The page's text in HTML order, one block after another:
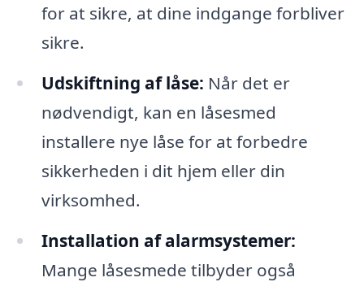
for at sikre, at dine indgange forbliver
sikre.
Udskiftning af låse: Når det er
nødvendigt, kan en låsesmed
installere nye låse for at forbedre
sikkerheden i dit hjem eller din
virksomhed.
Installation af alarmsystemer:
Mange låsesmede tilbyder også